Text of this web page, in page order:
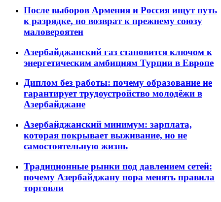
После выборов Армения и Россия ищут путь
к разрядке, но возврат к прежнему союзу
маловероятен
Азербайджанский газ становится ключом к
энергетическим амбициям Турции в Европе
Диплом без работы: почему образование не
гарантирует трудоустройство молодёжи в
Азербайджане
Азербайджанский минимум: зарплата,
которая покрывает выживание, но не
самостоятельную жизнь
Традиционные рынки под давлением сетей:
почему Азербайджану пора менять правила
торговли